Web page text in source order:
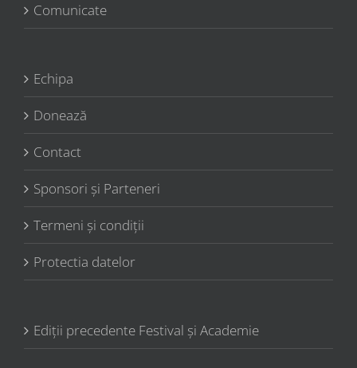
Comunicate
Echipa
Donează
Contact
Sponsori şi Parteneri
Termeni şi condiţii
Protectia datelor
Ediții precedente Festival și Academie